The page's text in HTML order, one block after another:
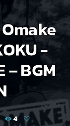
-
– BGM
4